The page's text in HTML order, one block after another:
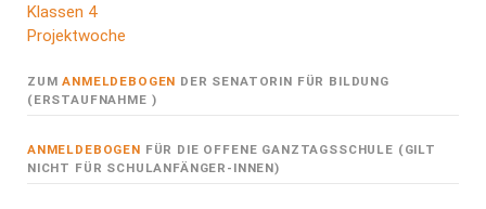
Klassen 4
Projektwoche
ZUMANMELDEBOGEN DER SENATORIN FÜR BILDUNG
(ERSTAUFNAHME )
ANMELDEBOGEN FÜR DIE OFFENE GANZTAGSSCHULE (GILT
NICHT FÜR SCHULANFÄNGER-INNEN)